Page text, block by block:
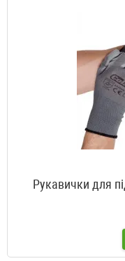
Рукавички для